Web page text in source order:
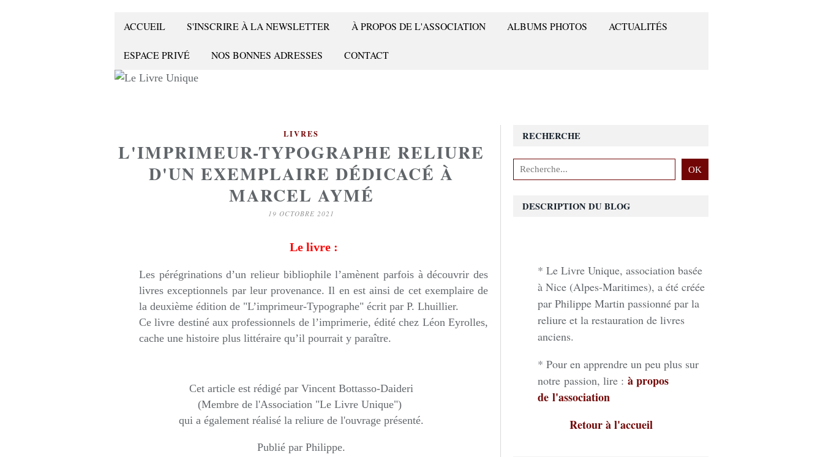
ACCUEIL S'INSCRIRE À LA NEWSLETTER À PROPOS DE L'ASSOCIATION ALBUMS PHOTOS ACTUALITÉS
ESPACE PRIVÉ NOS BONNES ADRESSES CONTACT
LIVRES
L'IMPRIMEUR-TYPOGRAPHE RELIURE
D'UN EXEMPLAIRE DÉDICACÉ À
MARCEL AYMÉ
19 OCTOBRE 2021
Le livre :
Les pérégrinations d’un relieur bibliophile l’amènent parfois à découvrir des
livres exceptionnels par leur provenance. Il en est ainsi de cet exemplaire de
la deuxième édition de "L’imprimeur-Typographe" écrit par P. Lhuillier.
Ce livre destiné aux professionnels de l’imprimerie, édité chez Léon Eyrolles,
cache une histoire plus littéraire qu’il pourrait y paraître.
Cet article est rédigé par Vincent Bottasso-Daideri
(Membre de l'Association "Le Livre Unique")
qui a également réalisé la reliure de l'ouvrage présenté.
Publié par Philippe.
RECHERCHE
DESCRIPTION DU BLOG
* Le Livre Unique, association basée
à Nice (Alpes-Maritimes), a été créée
par Philippe Martin passionné par la
reliure et la restauration de livres
anciens.
* Pour en apprendre un peu plus sur
notre passion, lire : à propos
de l'association
Retour à l'accueil